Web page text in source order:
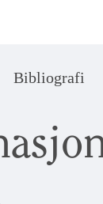
Bibliografi